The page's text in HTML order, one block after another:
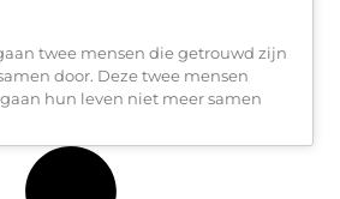
twee mensen die getrouwd zijn
door. Deze twee mensen
hun leven niet meer samen